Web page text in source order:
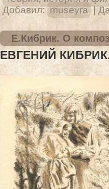
Добавил: museyra |
Е.Кибрик. О
ЕВГЕНИЙ